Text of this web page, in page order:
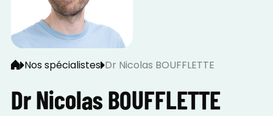
Nos spécialistes Dr Nicolas BOUFFLETTE
Dr Nicolas BOUFFLETTE